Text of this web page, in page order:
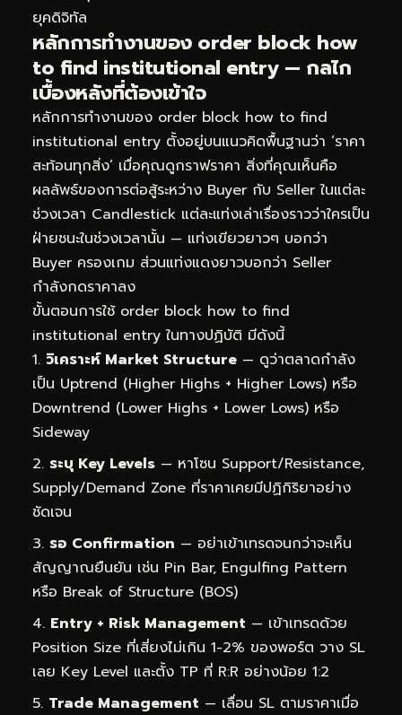
ยุคดิจิทัล
หลักการทำงานของ order block how
to find institutional entry — กลไก
เบื้องหลังที่ต้องเข้าใจ
หลักการทำงานของ order block how to find
institutional entry ตั้งอยู่บนแนวคิดพื้นฐานว่า ‘ราคา
สะท้อนทุกสิ่ง’ เมื่อคุณดูกราฟราคา สิ่งที่คุณเห็นคือ
ผลลัพธ์ของการต่อสู้ระหว่าง Buyer กับ Seller ในแต่ละ
ช่วงเวลา Candlestick แต่ละแท่งเล่าเรื่องราวว่าใครเป็น
ฝ่ายชนะในช่วงเวลานั้น — แท่งเขียวยาวๆ บอกว่า
Buyer ครองเกม ส่วนแท่งแดงยาวบอกว่า Seller
กำลังกดราคาลง
ขั้นตอนการใช้ order block how to find
institutional entry ในทางปฏิบัติ มีดังนี้
วิเคราะห์ Market Structure — ดูว่าตลาดกำลัง
เป็น Uptrend (Higher Highs + Higher Lows) หรือ
Downtrend (Lower Highs + Lower Lows) หรือ
Sideway
ระบุ Key Levels — หาโซน Support/Resistance,
Supply/Demand Zone ที่ราคาเคยมีปฏิกิริยาอย่าง
ชัดเจน
รอ Confirmation — อย่าเข้าเทรดจนกว่าจะเห็น
สัญญาณยืนยัน เช่น Pin Bar, Engulfing Pattern
หรือ Break of Structure (BOS)
Entry + Risk Management — เข้าเทรดด้วย
Position Size ที่เสี่ยงไม่เกิน 1-2% ของพอร์ต วาง SL
เลย Key Level และตั้ง TP ที่ R:R อย่างน้อย 1:2
Trade Management — เลื่อน SL ตามราคาเมื่อ